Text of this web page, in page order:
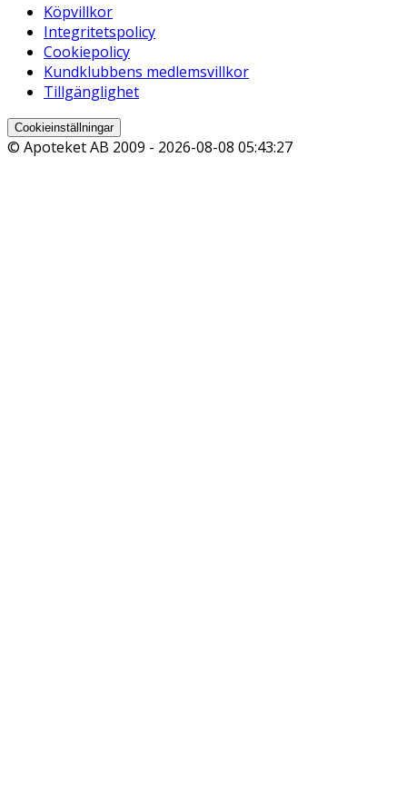
Köpvillkor
Integritetspolicy
Cookiepolicy
Kundklubbens medlemsvillkor
Tillgänglighet
Cookieinställningar
© Apoteket AB 2009 - 2026-08-08 05:43:27